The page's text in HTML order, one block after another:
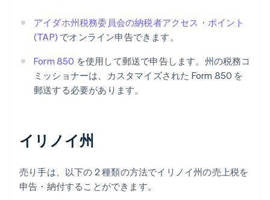
アイダホ州税務委員会の納税者アクセス・ポイント
(TAP) でオンライン申告できます。
Form 850 を使用して郵送で申告します。州の税務コ
ミッショナーは、カスタマイズされた Form 850 を
郵送する必要があります。
イリノイ州
売り手は、以下の 2 種類の方法でイリノイ州の売上税を
申告・納付することができます。